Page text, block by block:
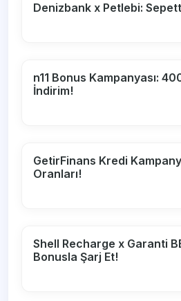
Denizbank x Petlebi:
n11 Bonus Kampanyası:
İndirim!
GetirFinans Kredi
Oranları!
Shell Recharge x Garanti
Bonusla Şarj Et!